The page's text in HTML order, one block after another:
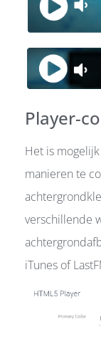
Player-
Het is
manieren te
verschillende
iTunes of